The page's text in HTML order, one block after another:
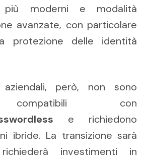
più moderni e modalità
avanzate, con particolare
protezione delle identità
però, non sono
con
e richiedono
ibride. La transizione sarà
investimenti in